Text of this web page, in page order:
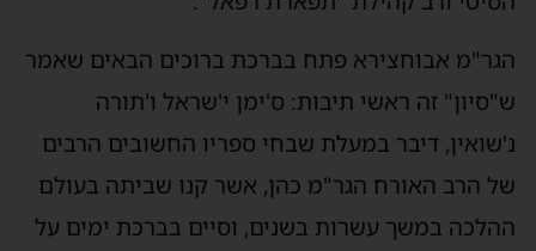
הגר"מ אבוחצירא פתח בברכת ברוכים הבאים שאמר
ש"סיון" זה ראשי תיבות: ס'ימן י'שראל ו'תורה
נ'שואין, דיבר במעלת שבחי ספריו החשובים הרבים
של הרב האורח הגר"מ כהן, אשר קנו שביתה בעולם
ההלכה במשך עשרות בשנים, וסיים בברכת ימים על